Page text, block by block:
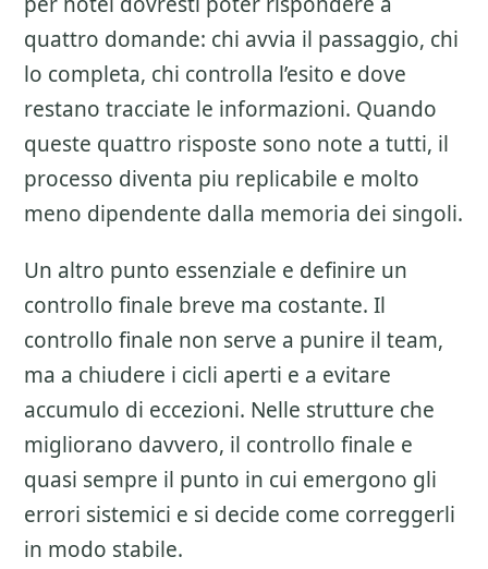
quattro domande: chi avvia il passaggio, chi
lo completa, chi controlla l’esito e dove
restano tracciate le informazioni. Quando
queste quattro risposte sono note a tutti, il
processo diventa piu replicabile e molto
meno dipendente dalla memoria dei singoli.
Un altro punto essenziale e definire un
controllo finale breve ma costante. Il
controllo finale non serve a punire il team,
ma a chiudere i cicli aperti e a evitare
accumulo di eccezioni. Nelle strutture che
migliorano davvero, il controllo finale e
quasi sempre il punto in cui emergono gli
errori sistemici e si decide come correggerli
in modo stabile.